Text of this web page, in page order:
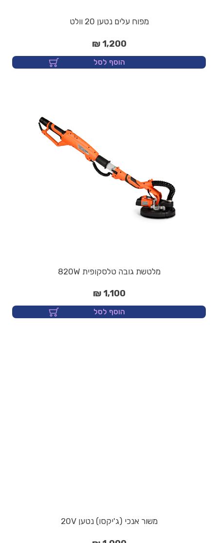
מפוח עלים נטען 20 וולט
1,200 ₪
הוסף לסל
מלטשת גובה טלסקופית 820W
1,100 ₪
הוסף לסל
משור אנכי (ג'יקסו) נטען 20V